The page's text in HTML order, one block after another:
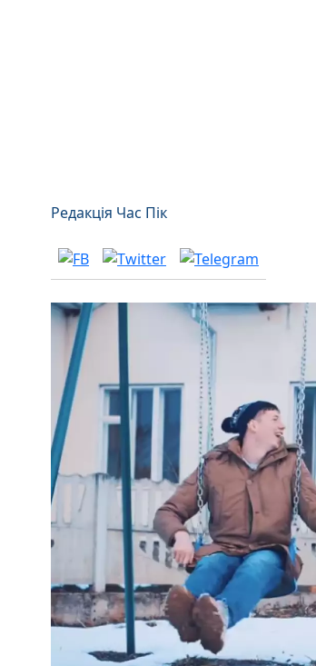
Редакція Час Пік